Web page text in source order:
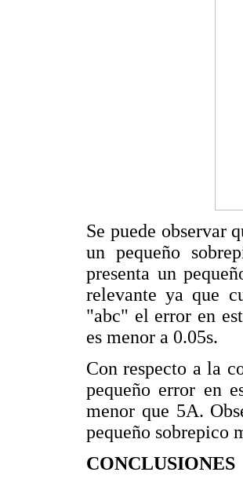
Se puede observar
un pequeño
presenta un
relevante ya que
"abc" el error en
es menor a 0.05s.
Con respecto a la
pequeño error en
menor que 5A.
pequeño sobrepico
CONCLUSIONES